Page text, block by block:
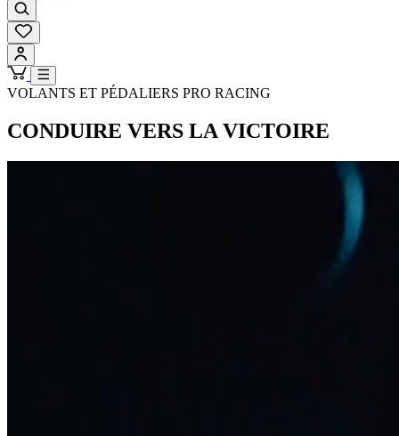
VOLANTS ET PÉDALIERS PRO RACING
CONDUIRE VERS LA VICTOIRE